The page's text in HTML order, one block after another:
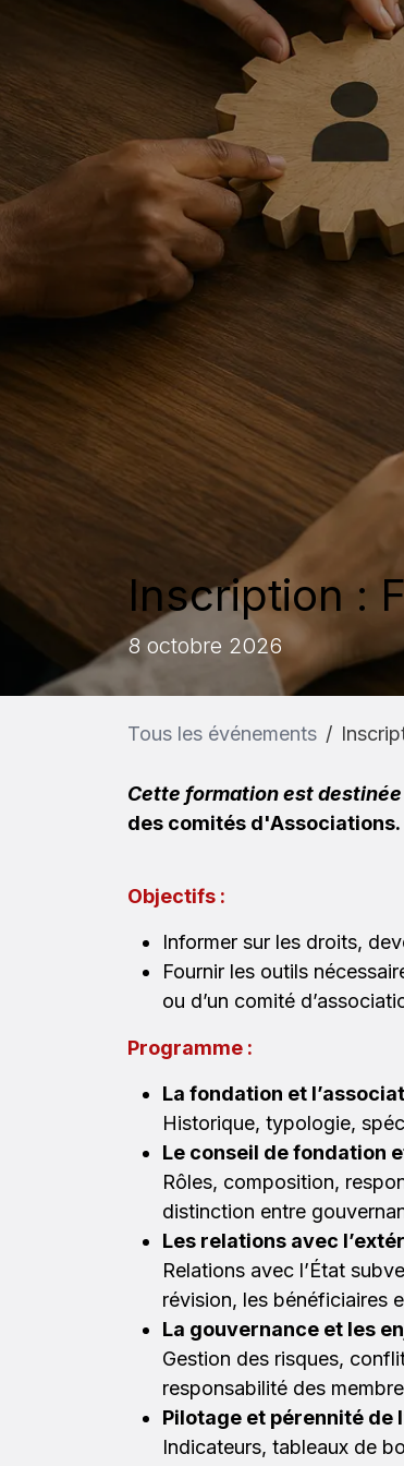
Inscription :
8 octobre 2026
Tous les événements
Cette formation est destinée
des comités d'Associations.
Objectifs :
Informer sur les droits,
Fournir les outils
ou d’un ​​comité
Programme :
La fondation et
Historique, typologie,
Le conseil de fondation
Rôles, composition,
distinction entre
Les relations avec
Relations avec l’État
révision, les bénéficiaires
La gouvernance et les
Gestion des risques,
responsabilité des
Pilotage et pérennité de
Indicateurs, tableaux de